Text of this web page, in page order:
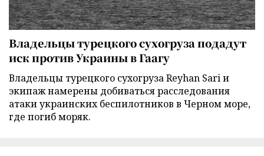
Владельцы турецкого сухогруза подадут
иск против Украины в Гаагу
Владельцы турецкого сухогруза Reyhan Sari и
экипаж намерены добиваться расследования
атаки украинских беспилотников в Черном море,
где погиб моряк.